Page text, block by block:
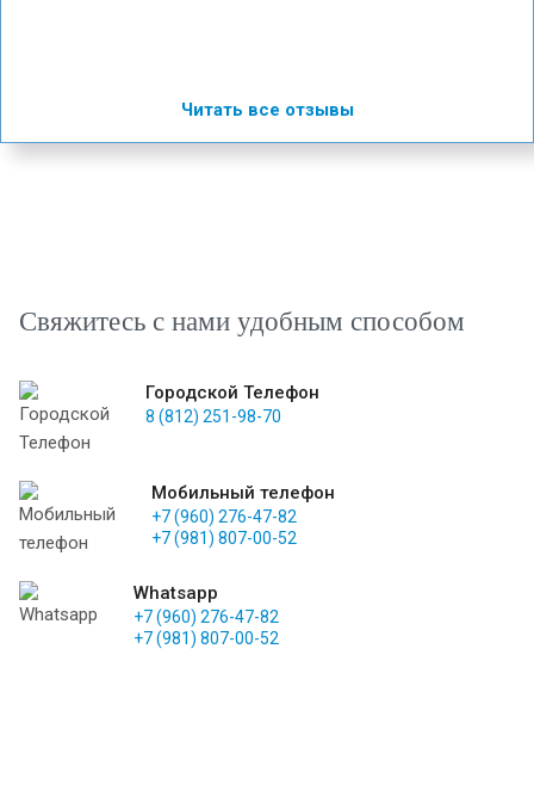
Читать все отзывы
Свяжитесь с нами удобным способом
Городской Телефон
8 (812) 251-98-70
Мобильный телефон
+7 (960) 276-47-82
+7 (981) 807-00-52
Whatsapp
+7 (960) 276-47-82
+7 (981) 807-00-52